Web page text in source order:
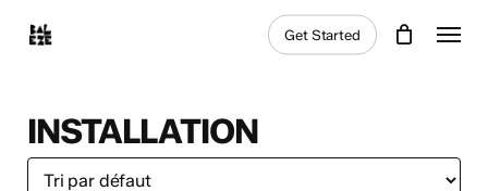
Get Started Menu
INSTALLATION